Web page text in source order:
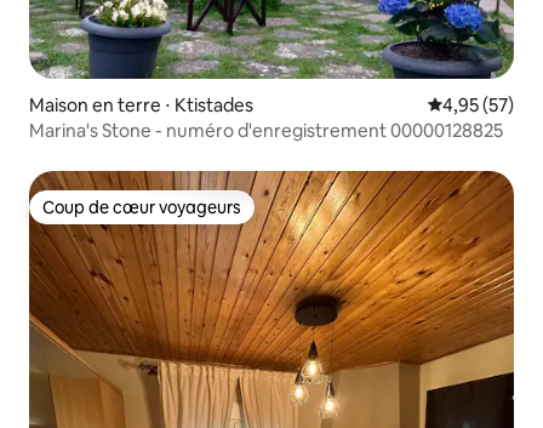
Maison en terre ⋅ Ktistades Évaluation
4,95 (57)
Marina's Stone - numéro d'enregistrement 00000128825
Coup de cœur voyageurs
Coup de cœur voyageurs